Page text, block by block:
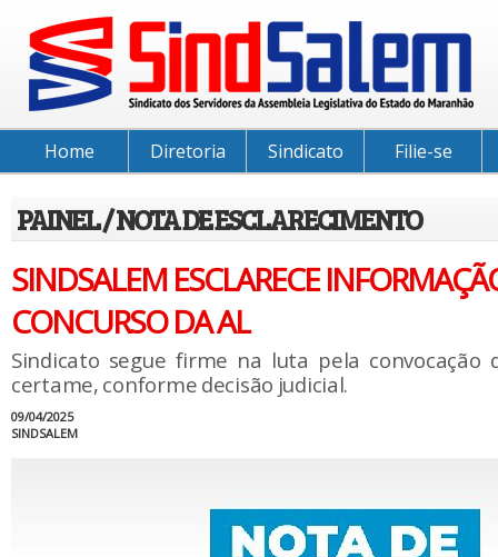
Home Diretoria Sindicato Filie-se
PAINEL / NOTA DE ESCLARECIMENTO
SINDSALEM ESCLARECE
CONCURSO DA AL
Sindicato segue firme na luta pela convocação
certame, conforme decisão judicial.
09/04/2025
SINDSALEM